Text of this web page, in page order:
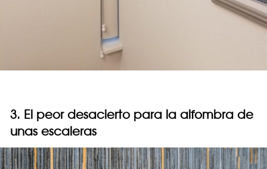
3. El peor desacierto para la alfombra de
unas escaleras